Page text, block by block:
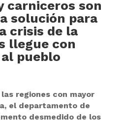
carniceros son
solución para
crisis de la
llegue con
pueblo
regiones con mayor
el departamento de
desmedido de los